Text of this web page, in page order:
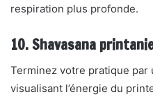
respiration plus profonde.
10. Shavasana
Terminez votre pratique par
visualisant l’énergie du